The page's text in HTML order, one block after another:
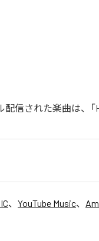
信された楽曲は、「
、 YouTube Music、